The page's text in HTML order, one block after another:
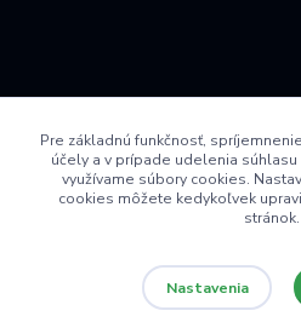
Pre základnú funkčnosť,
účely a v prípade udelenia
využívame súbory cookies.
cookies môžete kedykoľvek
stránok.
Nastavenia